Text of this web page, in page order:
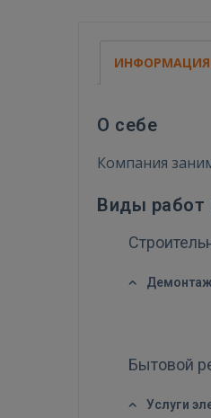
ИНФОРМАЦИЯ
О себе
Компания
Виды работ
Бытовой
Услуги